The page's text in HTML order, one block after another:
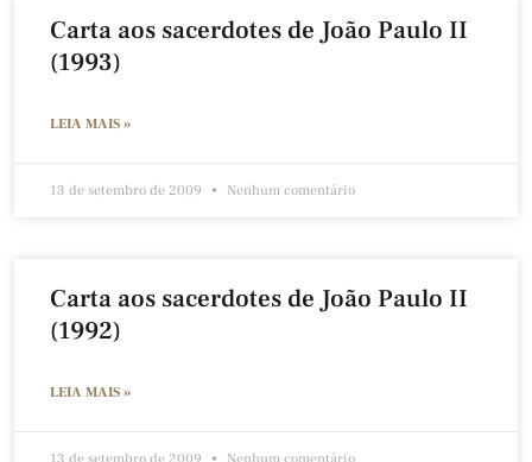
Carta aos sacerdotes de João Paulo II
(1993)
LEIA MAIS »
13 de setembro de 2009 Nenhum comentário
Carta aos sacerdotes de João Paulo II
(1992)
LEIA MAIS »